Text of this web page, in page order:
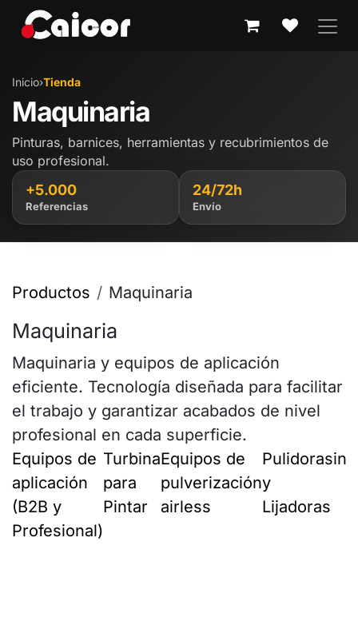
Inicio›Tienda
Maquinaria
Pinturas, barnices, herramientas y recubrimientos de
uso profesional.
+5.000
Referencias
24/72h
Envío
Productos Maquinaria
Maquinaria
Maquinaria y equipos de aplicación
eficiente. Tecnología diseñada para facilitar
el trabajo y garantizar acabados de nivel
profesional en cada superficie.
Equipos de
aplicación
(B2B y
Profesional)
Turbina
para
Pintar
Equipos de
pulverización
airless
Pulidoras
y
Lijadoras